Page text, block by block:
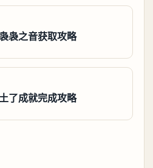
袅之音获取攻略
了成就完成攻略